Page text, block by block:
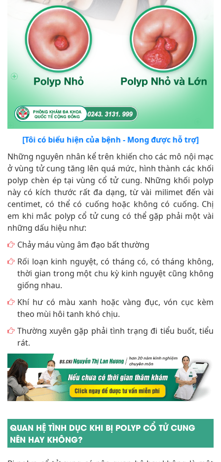
[Tôi có biểu hiện của bệnh - Mong được hỗ trợ]
Những nguyên nhân kể trên khiến cho các mô nội mạc
ở vùng tử cung tăng lên quá mức, hình thành các khối
polyp chèn ép tại vùng cổ tử cung. Những khối polyp
này có kích thước rất đa dạng, từ vài milimet đến vài
centimet, có thể có cuống hoặc không có cuống. Chị
em khi mắc polyp cổ tử cung có thể gặp phải một vài
những dấu hiệu như:
Chảy máu vùng âm đạo bất thường
Rối loạn kinh nguyệt, có tháng có, có tháng không,
thời gian trong một chu kỳ kinh nguyệt cũng không
giống nhau.
Khí hư có màu xanh hoặc vàng đục, vón cục kèm
theo mùi hôi tanh khó chịu.
Thường xuyên gặp phải tình trạng đi tiểu buốt, tiểu
rát.
QUAN HỆ TÌNH DỤC KHI BỊ POLYP CỔ TỬ CUNG
NÊN HAY KHÔNG?